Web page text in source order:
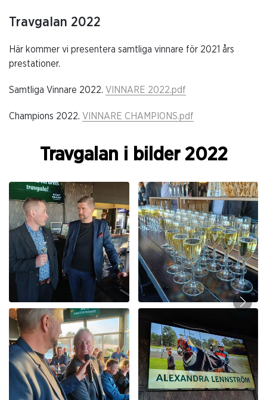
Travgalan 2022
Här kommer vi presentera samtliga vinnare för 2021 års
prestationer.
Samtliga Vinnare 2022. VINNARE 2022.pdf
Champions 2022. VINNARE CHAMPIONS.pdf
Travgalan i bilder 2022